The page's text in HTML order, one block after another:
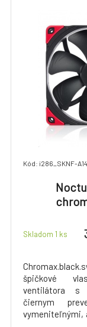
Kód: i286_SKNF-
Skladom 1 ks
špičkové
ventilátora s
čiernym
vymeniteľnými,